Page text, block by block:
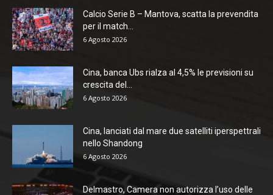
Calcio Serie B – Mantova, scatta la prevendita
per il match...
6 Agosto 2026
Cina, banca Ubs rialza al 4,5% le previsioni su
crescita del...
6 Agosto 2026
Cina, lanciati dal mare due satelliti iperspettrali
nello Shandong
6 Agosto 2026
Delmastro, Camera non autorizza l’uso delle